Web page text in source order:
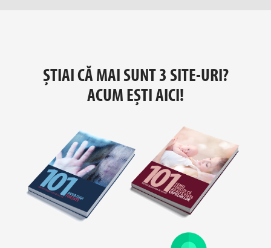
ȘTIAI CĂ MAI SUNT 3SITE-URI?
ACUM EȘTI AICI!